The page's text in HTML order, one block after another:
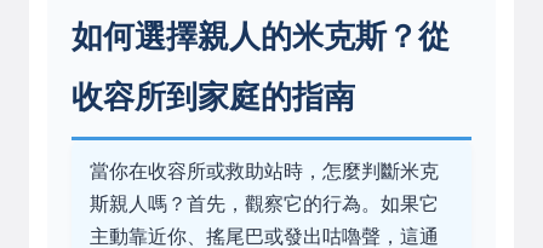
如何選擇親人的米克斯？從
收容所到家庭的指南
當你在收容所或救助站時，怎麼判斷米克
斯親人嗎？首先，觀察它的行為。如果它
主動靠近你、搖尾巴或發出咕嚕聲，這通